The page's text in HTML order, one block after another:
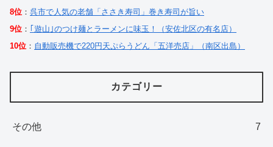
8位 ： 呉市で人気の老舗「ささき寿司」巻き寿司が旨い
9位 ： ｢遊山｣のつけ麺とラーメンに味玉！（安佐北区の有名店）
10位 ： 自動販売機で220円天ぷらうどん「五洋売店」（南区出島）
カテゴリー
その他 7